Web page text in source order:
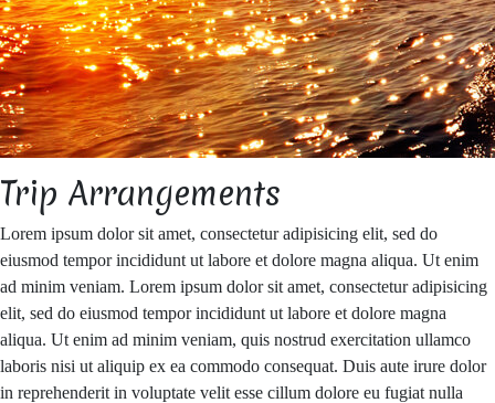
Trip Arrangements
Lorem ipsum dolor sit amet, consectetur adipisicing elit, sed do
eiusmod tempor incididunt ut labore et dolore magna aliqua. Ut enim
ad minim veniam. Lorem ipsum dolor sit amet, consectetur adipisicing
elit, sed do eiusmod tempor incididunt ut labore et dolore magna
aliqua. Ut enim ad minim veniam, quis nostrud exercitation ullamco
laboris nisi ut aliquip ex ea commodo consequat. Duis aute irure dolor
in reprehenderit in voluptate velit esse cillum dolore eu fugiat nulla